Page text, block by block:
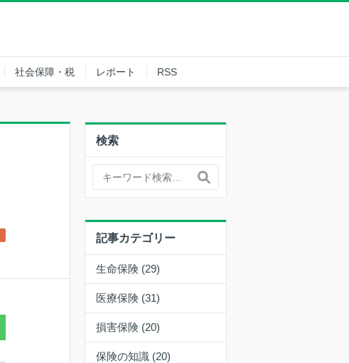
社会保障・税 レポート RSS
検索
記事カテゴリー
生命保険 (29)
医療保険 (31)
損害保険 (20)
保険の知識 (20)